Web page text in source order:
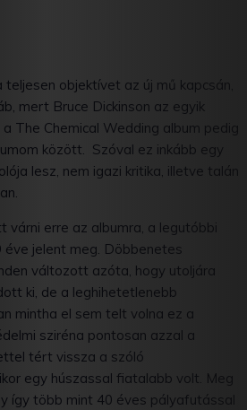
teljesen objektívet az új mű kapcsán,
mert Bruce Dickinson az egyik
The Chemical Wedding album pedig
között. Szóval ez inkább egy
lesz, nem igazi kritika, illetve talán
várni erre az albumra, a legutóbbi
éve jelent meg. Döbbenetes
változott azóta, hogy utoljára
ki, de a leghihetetlenebb
mintha el sem telt volna ez a
sziréna pontosan azzal a
tért vissza a szóló
egy húszassal fiatalabb volt. Meg
így több mint 40 éves pályafutással